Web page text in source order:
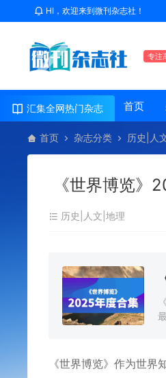
HI，欢迎来到微刊杂志社！
专注
汇集全网热门杂志 首页
首页 杂志分类 历史|人
《世界博览》
历史|人文|地理
《世界博览》作为世界